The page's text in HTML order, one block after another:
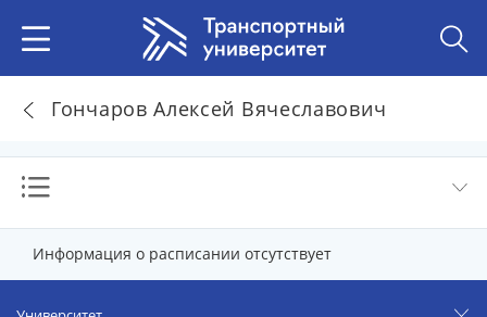
Гончаров Алексей Вячеславович
Информация о расписании отсутствует